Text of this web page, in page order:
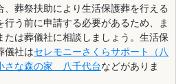
葬祭扶助により生活保護葬を行える
う前に申請する必要があるため、ま
は葬儀社に相談しましょう。生活保
儀社はセレモニーさくらサポート（八
な森の家 八千代台などがありま